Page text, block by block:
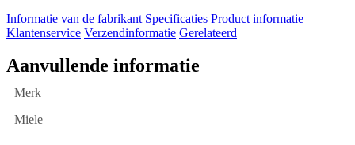
Informatie van de fabrikant Specificaties Product informatie
Klantenservice Verzendinformatie Gerelateerd
Aanvullende informatie
Merk
Miele